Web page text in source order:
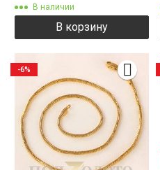
В наличии
В корзину
-6%